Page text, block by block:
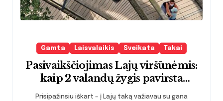
Gamta Laisvalaikis Sveikata Takai
Pasivaikščiojimas Lajų viršūnėmis:
kaip 2 valandų žygis pavirsta
efektyvia terapija kūnui ir protui
Prisipažinsiu iškart – į Lajų taką važiavau su gana